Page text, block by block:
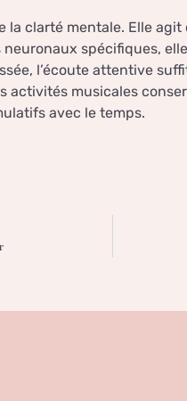
la clarté mentale. Elle agit
spécifiques,
l’écoute attentive
activités musicales
avec le temps.